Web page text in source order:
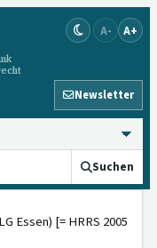
A- A+
Newsletter
Suchen
Essen) [= HRRS 2005